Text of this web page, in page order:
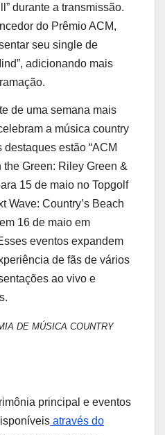
durante a transmissão.
do Prêmio ACM,
seu single de
adicionando mais
de uma semana mais
a música country
estão “ACM
Green: Riley Green &
15 de maio no Topgolf
Wave: Country’s Beach
16 de maio em
eventos expandem
de fãs de vários
ao vivo e
DE MÚSICA COUNTRY
principal e eventos
através do